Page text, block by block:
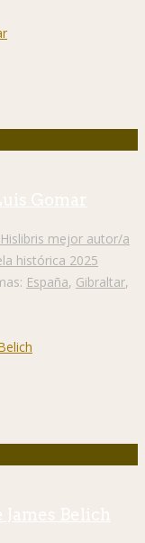
Gomar
mejor autor/a
histórica 2025
España, Gibraltar,
Belich